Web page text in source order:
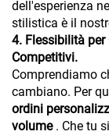
dell'esperienza
stilistica è il
4. Flessibilità per
Competitivi.
Comprendiamo
cambiano. Per
ordini
volume . Che tu